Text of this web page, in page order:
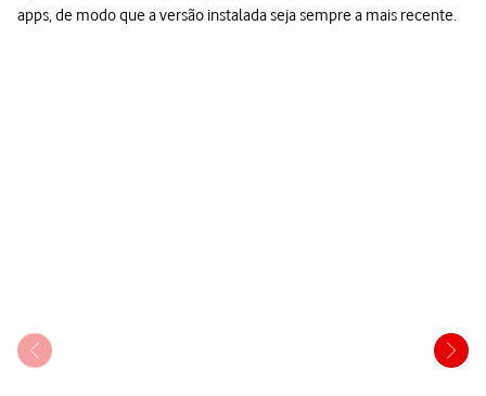
apps, de modo que a versão instalada seja sempre a mais recente.